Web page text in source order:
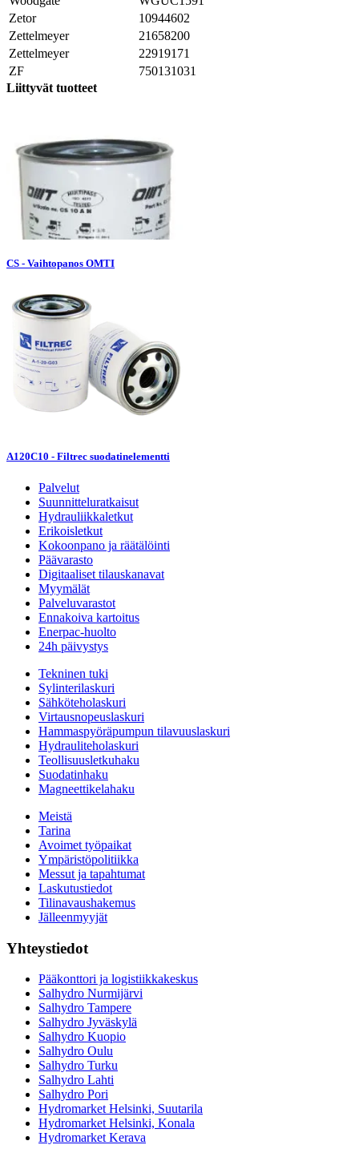
Zetor
10944602
Zettelmeyer
21658200
Zettelmeyer
22919171
ZF
750131031
Liittyvät tuotteet
CS - Vaihtopanos OMTI
A120C10 - Filtrec suodatinelementti
Palvelut
Suunnitteluratkaisut
Hydrauliikkaletkut
Erikoisletkut
Kokoonpano ja räätälöinti
Päävarasto
Digitaaliset tilauskanavat
Myymälät
Palveluvarastot
Ennakoiva kartoitus
Enerpac-huolto
24h päivystys
Tekninen tuki
Sylinterilaskuri
Sähköteholaskuri
Virtausnopeuslaskuri
Hammaspyöräpumpun tilavuuslaskuri
Hydrauliteholaskuri
Teollisuusletkuhaku
Suodatinhaku
Magneettikelahaku
Meistä
Tarina
Avoimet työpaikat
Ympäristöpolitiikka
Messut ja tapahtumat
Laskutustiedot
Tilinavaushakemus
Jälleenmyyjät
Yhteystiedot
Pääkonttori ja logistiikkakeskus
Salhydro Nurmijärvi
Salhydro Tampere
Salhydro Jyväskylä
Salhydro Kuopio
Salhydro Oulu
Salhydro Turku
Salhydro Lahti
Salhydro Pori
Hydromarket Helsinki, Suutarila
Hydromarket Helsinki, Konala
Hydromarket Kerava